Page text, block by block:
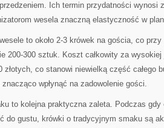
Ich termin przydatności wynosi
wesela znaczną elastyczność w
to około 2-3 krówek na gościa, co
200-300 sztuk. Koszt całkowity za
złotych, co stanowi niewielką część całego
wpłynąć na zadowolenie gości.
to kolejna praktyczna zaleta. Podczas
do gustu, krówki o tradycyjnym smaku są